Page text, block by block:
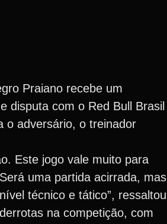
Praiano recebe um
disputa com o Red Bull Brasil
o adversário, o treinador
Este jogo vale muito para
uma partida acirrada, mas
técnico e tático”, ressaltou
na competição, com